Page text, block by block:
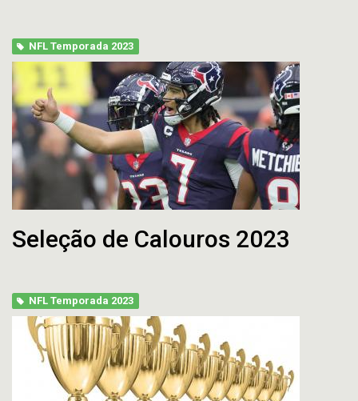
NFL Temporada 2023
Seleção de Calouros 2023
NFL Temporada 2023